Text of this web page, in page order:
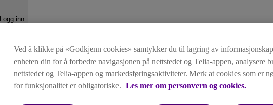
Logg inn
Ved å klikke på «Godkjenn cookies» samtykker du til lagring av
enheten din for å forbedre navigasjonen på nettstedet og Telia-appen, analysere
nettstedet og Telia-appen og markedsføringsaktiviteter. Merk at cookies som er
for funksjonalitet er obligatoriske. Les mer om personvern og cookies.